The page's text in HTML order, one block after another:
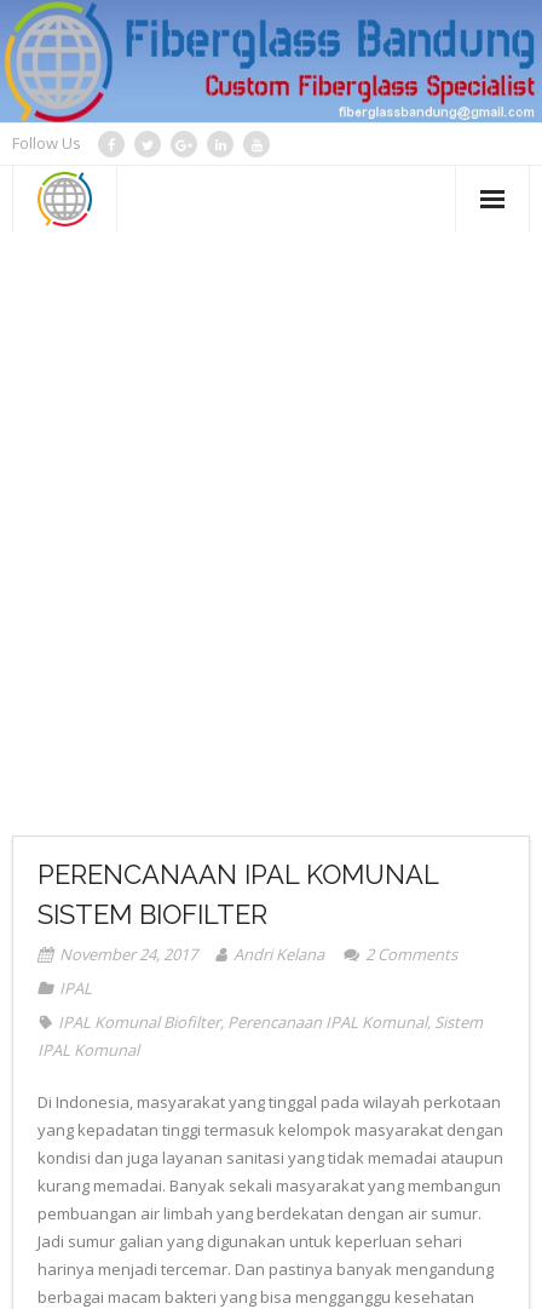
Skip
to
content
Follow Us
PERENCANAAN IPAL KOMUNAL
SISTEM BIOFILTER
November 24, 2017 Andri Kelana 2 Comments
IPAL
IPAL Komunal Biofilter, Perencanaan IPAL Komunal, Sistem
IPAL Komunal
Di Indonesia, masyarakat yang tinggal pada wilayah perkotaan
yang kepadatan tinggi termasuk kelompok masyarakat dengan
kondisi dan juga layanan sanitasi yang tidak memadai ataupun
kurang memadai. Banyak sekali masyarakat yang membangun
pembuangan air limbah yang berdekatan dengan air sumur.
Jadi sumur galian yang digunakan untuk keperluan sehari
harinya menjadi tercemar. Dan pastinya banyak mengandung
berbagai macam bakteri yang bisa mengganggu kesehatan